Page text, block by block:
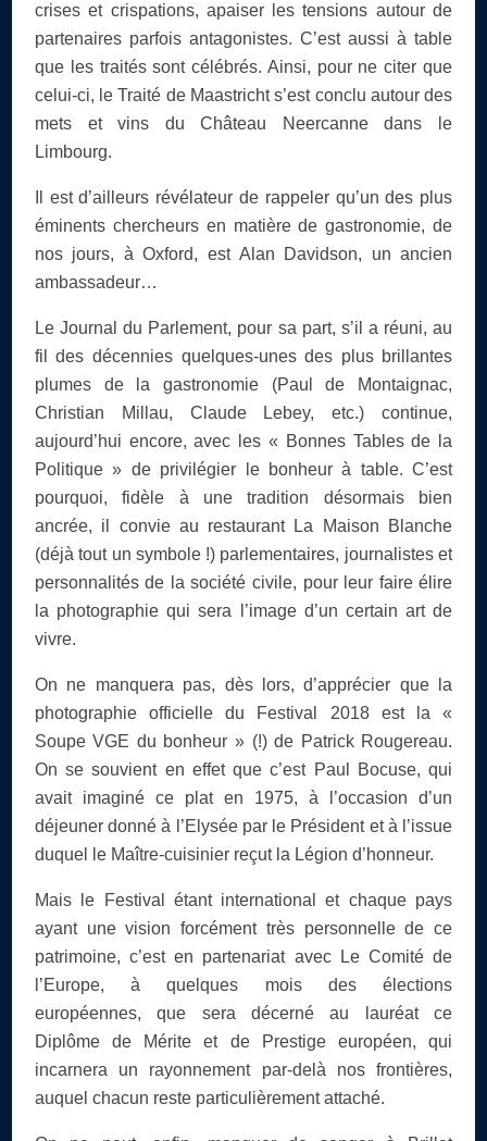
crises et crispations, apaiser les tensions autour de
partenaires parfois antagonistes. C’est aussi à table
que les traités sont célébrés. Ainsi, pour ne citer que
celui-ci, le Traité de Maastricht s’est conclu autour des
mets et vins du Château Neercanne dans le
Limbourg.
Il est d’ailleurs révélateur de rappeler qu’un des plus
éminents chercheurs en matière de gastronomie, de
nos jours, à Oxford, est Alan Davidson, un ancien
ambassadeur…
Le Journal du Parlement, pour sa part, s’il a réuni, au
fil des décennies quelques-unes des plus brillantes
plumes de la gastronomie (Paul de Montaignac,
Christian Millau, Claude Lebey, etc.) continue,
aujourd’hui encore, avec les « Bonnes Tables de la
Politique » de privilégier le bonheur à table. C’est
pourquoi, fidèle à une tradition désormais bien
ancrée, il convie au restaurant La Maison Blanche
(déjà tout un symbole !) parlementaires, journalistes et
personnalités de la société civile, pour leur faire élire
la photographie qui sera l’image d’un certain art de
vivre.
On ne manquera pas, dès lors, d’apprécier que la
photographie officielle du Festival 2018 est la «
Soupe VGE du bonheur » (!) de Patrick Rougereau.
On se souvient en effet que c’est Paul Bocuse, qui
avait imaginé ce plat en 1975, à l’occasion d’un
déjeuner donné à l’Elysée par le Président et à l’issue
duquel le Maître-cuisinier reçut la Légion d’honneur.
Mais le Festival étant international et chaque pays
ayant une vision forcément très personnelle de ce
patrimoine, c’est en partenariat avec Le Comité de
l’Europe, à quelques mois des élections
européennes, que sera décerné au lauréat ce
Diplôme de Mérite et de Prestige européen, qui
incarnera un rayonnement par-delà nos frontières,
auquel chacun reste particulièrement attaché.